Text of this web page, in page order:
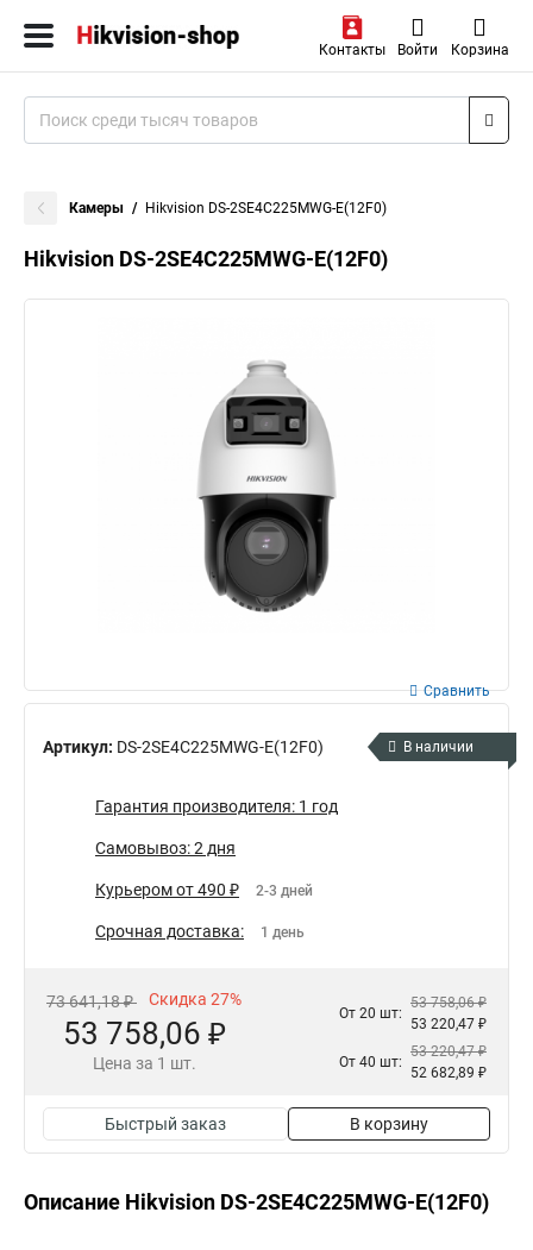
Контакты Войти Корзина
Камеры Hikvision DS-2SE4C225MWG-E(12F0)
Hikvision DS-2SE4C225MWG-E(12F0)
Артикул: DS-2SE4C225MWG-E(12F0)
Сравнить
В наличии
Гарантия производителя: 1 год
Самовывоз: 2 дня
Курьером от 490 ₽ 2-3 дней
Срочная доставка: 1 день
73 641,18 ₽ Скидка 27%
53 758,06 ₽
Цена за 1 шт.
От 20 шт:
53 758,06 ₽
53 220,47 ₽
От 40 шт:
53 220,47 ₽
52 682,89 ₽
Быстрый заказ В корзину
Описание Hikvision DS-2SE4C225MWG-E(12F0)